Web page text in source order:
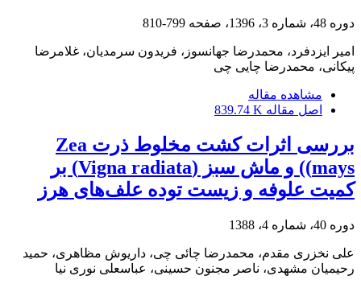
دوره 48، شماره 3، 1396، صفحه 799-810
امیر ایزدفرد، محمدرضا جهانسوز، فریدون سرمدیان، غلامرضا
پیکانی، محمدرضا چایی چی
مشاهده مقاله
اصل مقاله 839.74 K
بررسی اثرات کشت مخلوط ذرت Zea
mays)) و ماش سبز (Vigna radiata) بر
کمیت علوفه و زیست توده علف‌های هرز
دوره 40، شماره 4، 1388
علی نخزری مقدم، محمدرضا چائی چی، داریوش مظاهری، حمید
رحیمیان مشهدی، ناصر مجنون حسینی، عباسعلی نوری نیا